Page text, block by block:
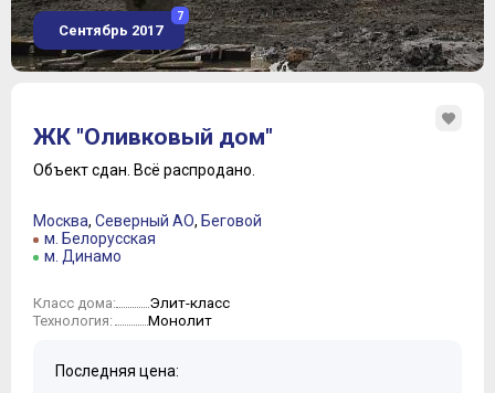
Сентябрь 2017
7
ЖК "Оливковый дом"
Объект сдан. Всё распродано.
Москва, Северный АО, Беговой
м. Белорусская
м. Динамо
Класс дома: Элит-класс
Технология: Монолит
Последняя цена: